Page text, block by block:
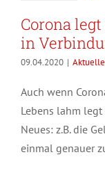
Corona
in
09.04.2020 |
Auch wenn
Lebens lahm
Neues: z.B. die
einmal genauer